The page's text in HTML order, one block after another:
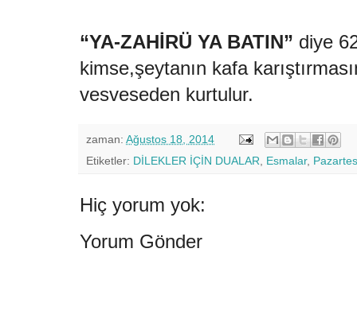
“YA-ZAHİRÜ YA BATIN” diye
kimse,şeytanın kafa
vesveseden kurtulur.
zaman: Ağustos 18, 2014
Etiketler: DİLEKLER İÇİN DUALAR Esmalar,
Hiç yorum yok:
Yorum Gönder